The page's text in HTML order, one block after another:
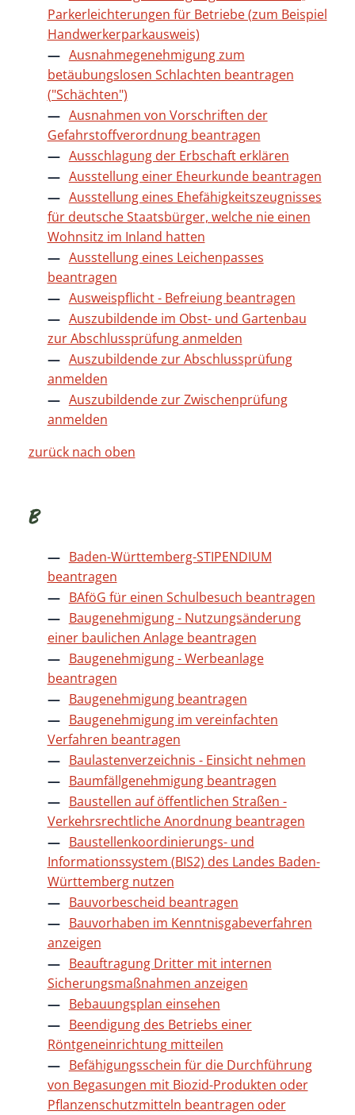
Parkerleichterungen für Betriebe (zum Beispiel
Handwerkerparkausweis)
Ausnahmegenehmigung zum
betäubungslosen Schlachten beantragen
("Schächten")
Ausnahmen von Vorschriften der
Gefahrstoffverordnung beantragen
Ausschlagung der Erbschaft erklären
Ausstellung einer Eheurkunde beantragen
Ausstellung eines Ehefähigkeitszeugnisses
für deutsche Staatsbürger, welche nie einen
Wohnsitz im Inland hatten
Ausstellung eines Leichenpasses
beantragen
Ausweispflicht - Befreiung beantragen
Auszubildende im Obst- und Gartenbau
zur Abschlussprüfung anmelden
Auszubildende zur Abschlussprüfung
anmelden
Auszubildende zur Zwischenprüfung
anmelden
zurück nach oben
B
Baden-Württemberg-STIPENDIUM
beantragen
BAföG für einen Schulbesuch beantragen
Baugenehmigung - Nutzungsänderung
einer baulichen Anlage beantragen
Baugenehmigung - Werbeanlage
beantragen
Baugenehmigung beantragen
Baugenehmigung im vereinfachten
Verfahren beantragen
Baulastenverzeichnis - Einsicht nehmen
Baumfällgenehmigung beantragen
Baustellen auf öffentlichen Straßen -
Verkehrsrechtliche Anordnung beantragen
Baustellenkoordinierungs- und
Informationssystem (BIS2) des Landes Baden-
Württemberg nutzen
Bauvorbescheid beantragen
Bauvorhaben im Kenntnisgabeverfahren
anzeigen
Beauftragung Dritter mit internen
Sicherungsmaßnahmen anzeigen
Bebauungsplan einsehen
Beendigung des Betriebs einer
Röntgeneinrichtung mitteilen
Befähigungsschein für die Durchführung
von Begasungen mit Biozid-Produkten oder
Pflanzenschutzmitteln beantragen oder